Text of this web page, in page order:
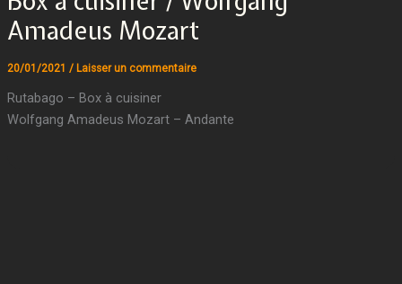
Amadeus Mozart
20/01/2021 / Laisser un commentaire
Rutabago – Box à cuisiner
Wolfgang Amadeus Mozart – Andante